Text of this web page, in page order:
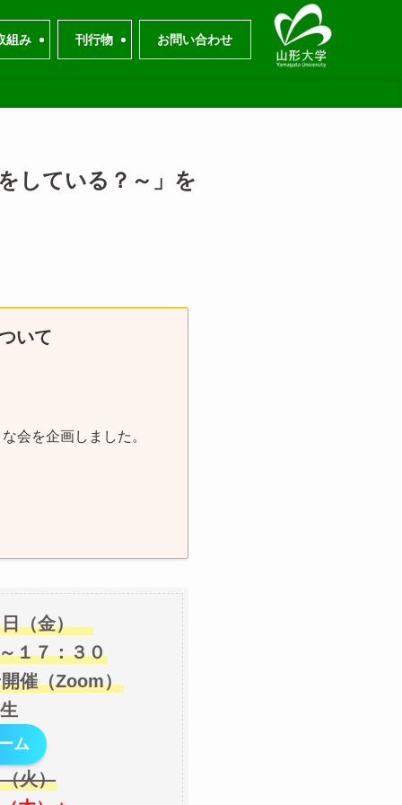
組み 刊行物 お問い合わせ
している？～」を
いて
会を企画しました。
日（金）
１７：３０
催（Zoom）
ム
火）